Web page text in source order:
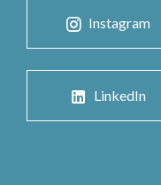
Instagram
LinkedIn